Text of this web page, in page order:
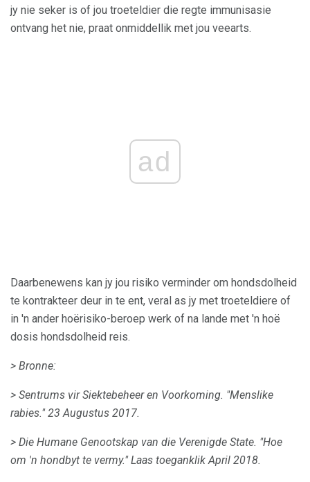
jy nie seker is of jou troeteldier die regte immunisasie
ontvang het nie, praat onmiddellik met jou veearts.
ad
Daarbenewens kan jy jou risiko verminder om hondsdolheid
te kontrakteer deur in te ent, veral as jy met troeteldiere of
in 'n ander hoërisiko-beroep werk of na lande met 'n hoë
dosis hondsdolheid reis.
> Bronne:
> Sentrums vir Siektebeheer en Voorkoming. "Menslike
rabies." 23 Augustus 2017.
> Die Humane Genootskap van die Verenigde State. "Hoe
om 'n hondbyt te vermy." Laas toeganklik April 2018.